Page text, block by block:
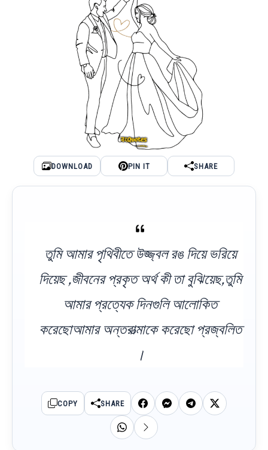
DOWNLOAD PIN IT SHARE
তুমি আমার পৃথিবীতে উজ্জ্বল রঙ দিয়ে ভরিয়ে
দিয়েছ ,জীবনের প্রকৃত অর্থ কী তা বুঝিয়েছ,তুমি
আমার প্রত্যেক দিনগুলি আলোকিত
করেছোআমার অন্তরাত্মাকে করেছো প্রজ্বলিত
।
COPY SHARE